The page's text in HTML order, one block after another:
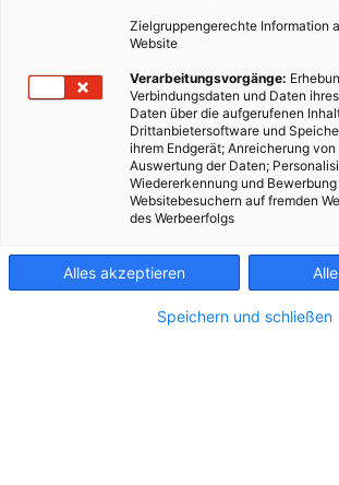
Zielgruppengerechte Information
Website
Verarbeitungsvorgänge:
Verbindungsdaten und Daten
Daten über die aufgerufenen
Drittanbietersoftware und
ihrem Endgerät; Anreicherung
Auswertung der Daten;
Wiedererkennung und Bewerbung
Websitebesuchern auf fremden
des Werbeerfolgs
Alles akzeptieren
Speichern und schließen